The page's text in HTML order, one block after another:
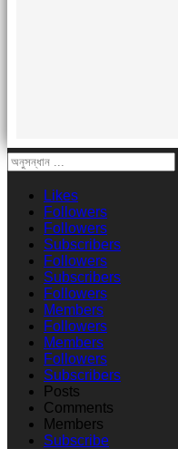
Likes
Followers
Followers
Subscribers
Followers
Subscribers
Followers
Members
Followers
Members
Followers
Subscribers
Posts
Comments
Members
Subscribe